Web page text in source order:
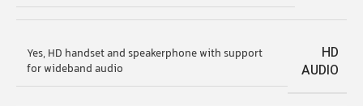
HD
AUDIO
Yes, HD handset and speakerphone with support
for wideband audio